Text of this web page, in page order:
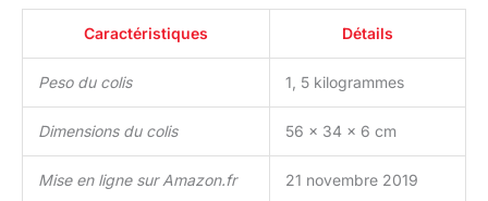
Caractéristiques Détails
Peso du colis 1, 5 kilogrammes
Dimensions du colis 56 x 34 x 6 cm
Mise en ligne sur Amazon.fr 21 novembre 2019